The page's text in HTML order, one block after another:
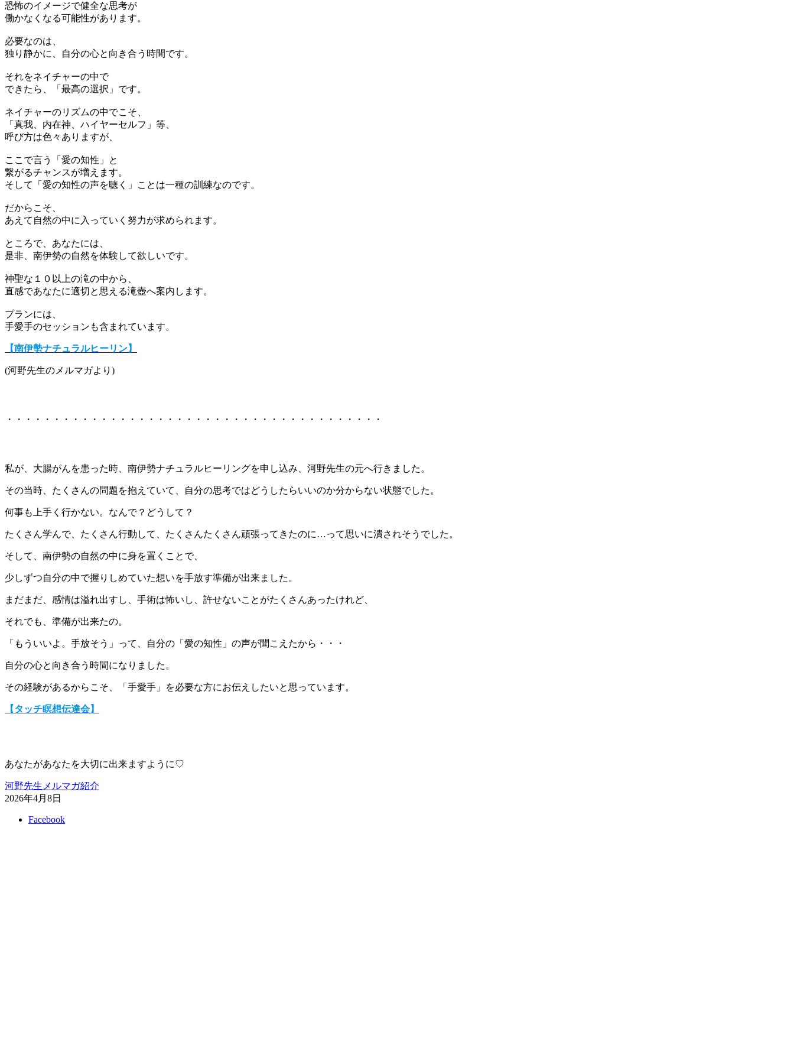
恐怖のイメージで健全な思考が
働かなくなる可能性があります。
必要なのは、
独り静かに、自分の心と向き合う時間です。
それをネイチャーの中で
できたら、「最高の選択」です。
ネイチャーのリズムの中でこそ、
「真我、内在神、ハイヤーセルフ」等、
呼び方は色々ありますが、
ここで言う「愛の知性」と
繋がるチャンスが増えます。
そして「愛の知性の声を聴く」ことは一種の訓練なのです。
だからこそ、
あえて自然の中に入っていく努力が求められます。
ところで、あなたには、
是非、南伊勢の自然を体験して欲しいです。
神聖な１０以上の滝の中から、
直感であなたに適切と思える滝壺へ案内します。
プランには、
手愛手のセッションも含まれています。
【南伊勢ナチュラルヒーリン】
(河野先生のメルマガより)
・・・・・・・・・・・・・・・・・・・・・・・・・・・・・・・・・・・・・・・・
私が、大腸がんを患った時、南伊勢ナチュラルヒーリングを申し込み、河野先生の元へ行きました。
その当時、たくさんの問題を抱えていて、自分の思考ではどうしたらいいのか分からない状態でした。
何事も上手く行かない。なんで？どうして？
たくさん学んで、たくさん行動して、たくさんたくさん頑張ってきたのに…って思いに潰されそうでした。
そして、南伊勢の自然の中に身を置くことで、
少しずつ自分の中で握りしめていた想いを手放す準備が出来ました。
まだまだ、感情は溢れ出すし、手術は怖いし、許せないことがたくさんあったけれど、
それでも、準備が出来たの。
「もういいよ。手放そう」って、自分の「愛の知性」の声が聞こえたから・・・
自分の心と向き合う時間になりました。
その経験があるからこそ、「手愛手」を必要な方にお伝えしたいと思っています。
【タッチ瞑想伝達会】
あなたがあなたを大切に出来ますように♡
河野先生メルマガ紹介
2026年4月8日
Facebook